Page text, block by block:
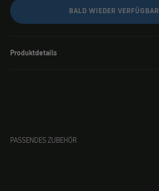
BALD WIEDER VERFÜGBAR
Produktdetails
PASSENDES ZUBEHÖR